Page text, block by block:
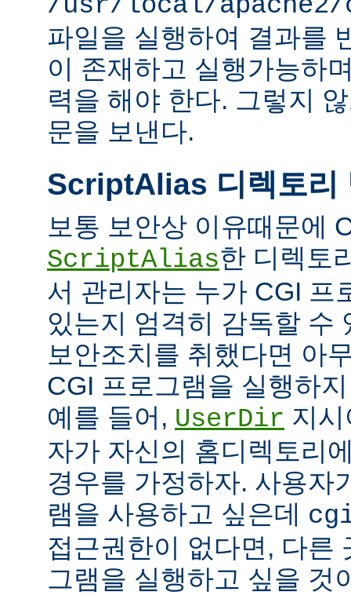
파일을 실행하여 결과를
이 존재하고 실행가능하
력을 해야 한다. 그렇지
문을 보낸다.
ScriptAlias 디렉토리
보통 보안상 이유때문에
ScriptAlias한 디렉토
서 관리자는 누가 CGI 프
있는지 엄격히 감독할 수
보안조치를 취했다면 아
CGI 프로그램을 실행하
예를 들어, UserDir 지
자가 자신의 홈디렉토리
경우를 가정하자. 사용자
램을 사용하고 싶은데
접근권한이 없다면, 다른
그램을 실행하고 싶을 것